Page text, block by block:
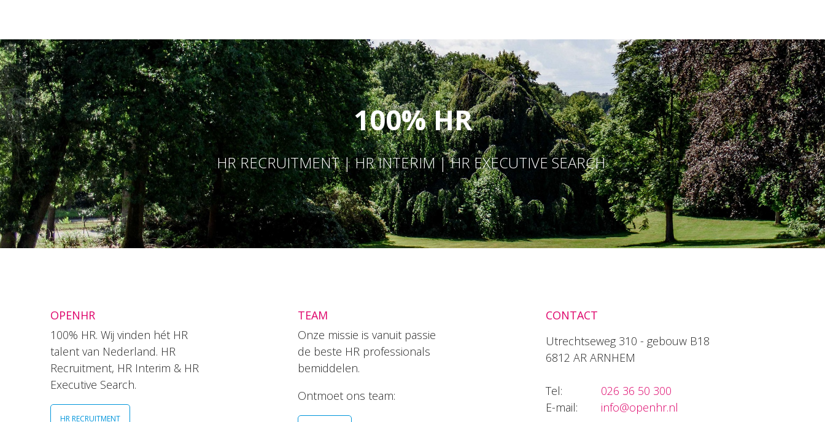
100% HR
HR RECRUITMENT | HR INTERIM | HR EXECUTIVE SEARCH
OPENHR
100% HR. Wij vinden hét HR
talent van Nederland. HR
Recruitment, HR Interim & HR
Executive Search.
HR RECRUITMENT
TEAM
Onze missie is vanuit passie
de beste HR professionals
bemiddelen.
Ontmoet ons team:
CONTACT
Utrechtseweg 310 - gebouw B18
6812 AR ARNHEM
Tel:
026 36 50 300
E-mail:
info@openhr.nl